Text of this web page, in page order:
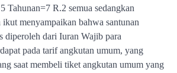
Tahunan=7 R.2 semua sedangkan
menyampaikan bahwa santunan
diperoleh dari Iuran Wajib para
pada tarif angkutan umum, yang
saat membeli tiket angkutan umum yang